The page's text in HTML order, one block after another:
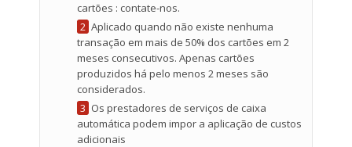
cartões : contate-nos.
2 Aplicado quando não existe nenhuma
transação em mais de 50% dos cartões em 2
meses consecutivos. Apenas cartões
produzidos há pelo menos 2 meses são
considerados.
3 Os prestadores de serviços de caixa
automática podem impor a aplicação de custos
adicionais